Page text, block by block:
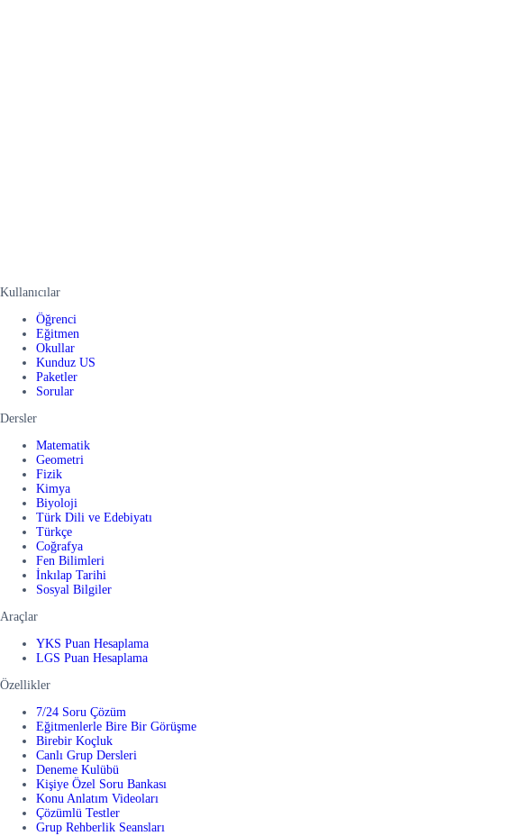
Kullanıcılar
Öğrenci
Eğitmen
Okullar
Kunduz US
Paketler
Sorular
Dersler
Matematik
Geometri
Fizik
Kimya
Biyoloji
Türk Dili ve Edebiyatı
Türkçe
Coğrafya
Fen Bilimleri
İnkılap Tarihi
Sosyal Bilgiler
Araçlar
YKS Puan Hesaplama
LGS Puan Hesaplama
Özellikler
7/24 Soru Çözüm
Eğitmenlerle Bire Bir Görüşme
Birebir Koçluk
Canlı Grup Dersleri
Deneme Kulübü
Kişiye Özel Soru Bankası
Konu Anlatım Videoları
Çözümlü Testler
Grup Rehberlik Seansları